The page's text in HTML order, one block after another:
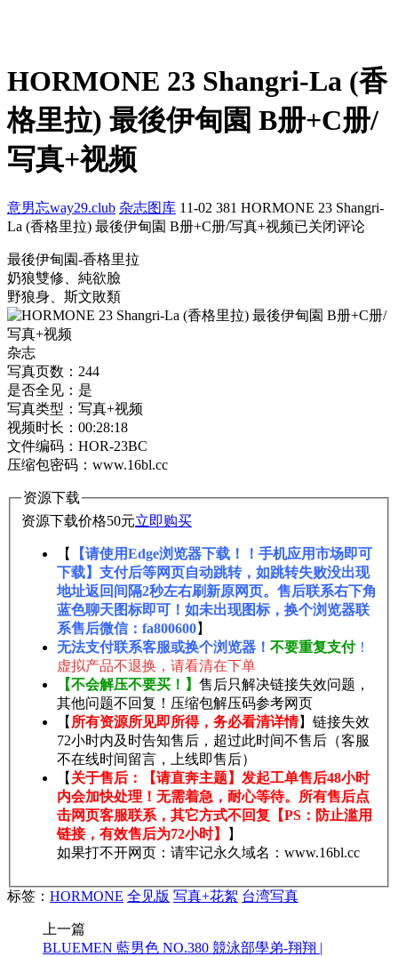
HORMONE 23 Shangri-La (香
格里拉) 最後伊甸園 B册+C册/
写真+视频
意男忘way29.club 杂志图库 11-02 381 HORMONE 23 Shangri-
La (香格里拉) 最後伊甸園 B册+C册/写真+视频已关闭评论
最後伊甸園-香格里拉
奶狼雙修、純欲臉
野狼身、斯文敗類
杂志
写真页数：244
是否全见：是
写真类型：写真+视频
视频时长：00:28:18
文件编码：HOR-23BC
压缩包密码：www.16bl.cc
资源下载
资源下载价格50元立即购买
【
【请使用Edge浏览器下载！！手机应用市场即可
下载】支付后等网页自动跳转，如跳转失败没出现
地址返回间隔2秒左右刷新原网页。售后联系右下角
蓝色聊天图标即可！如未出现图标，换个浏览器联
系售后微信：fa800600】
无法支付联系客服或换个浏览器！ 不要重复支付！
虚拟产品不退换，请看清在下单
【不会解压不要买！】 售后只解决链接失效问题，
其他问题不回复！压缩包解压码参考网页
【 所有资源所见即所得，务必看清详情】链接失效
72小时内及时告知售后，超过此时间不售后（客服
不在线时间留言，上线即售后）
【 关于售后：【请直奔主题】发起工单售后48小时
内会加快处理！无需着急，耐心等待。所有售后点
击网页客服联系，其它方式不回复【PS：防止滥用
链接，有效售后为72小时】
】
如果打不开网页：请牢记永久域名：www.16bl.cc
标签： HORMONE 全见版 写真+花絮 台湾写真
上一篇
BLUEMEN 藍男色 NO.380 競泳部學弟-翔翔 |